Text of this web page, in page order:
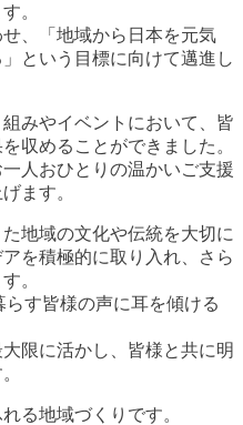
。
、「地域から日本を元気
という目標に向けて邁進し
みやイベントにおいて、皆
収めることができました。
人おひとりの温かいご支援
ます。
地域の文化や伝統を大切に
を積極的に取り入れ、さら
。
す皆様の声に耳を傾ける
限に活かし、皆様と共に明
る地域づくりです。